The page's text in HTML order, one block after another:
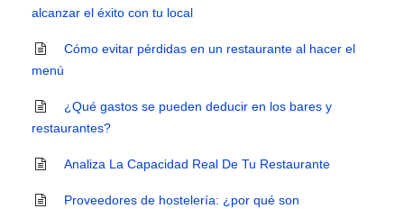
alcanzar el éxito con tu local
Cómo evitar pérdidas en un restaurante al hacer el
menú
¿Qué gastos se pueden deducir en los bares y
restaurantes?
Analiza La Capacidad Real De Tu Restaurante
Proveedores de hostelería: ¿por qué son